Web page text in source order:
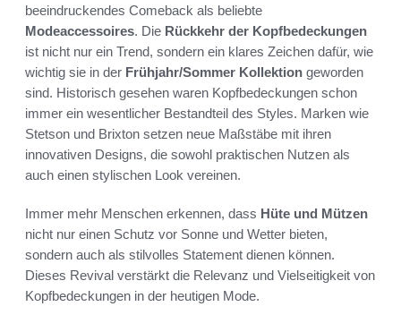
beeindruckendes Comeback als beliebte
Modeaccessoires. Die Rückkehr der Kopfbedeckungen
ist nicht nur ein Trend, sondern ein klares Zeichen dafür, wie
wichtig sie in der Frühjahr/Sommer Kollektion geworden
sind. Historisch gesehen waren Kopfbedeckungen schon
immer ein wesentlicher Bestandteil des Styles. Marken wie
Stetson und Brixton setzen neue Maßstäbe mit ihren
innovativen Designs, die sowohl praktischen Nutzen als
auch einen stylischen Look vereinen.
Immer mehr Menschen erkennen, dass Hüte und Mützen
nicht nur einen Schutz vor Sonne und Wetter bieten,
sondern auch als stilvolles Statement dienen können.
Dieses Revival verstärkt die Relevanz und Vielseitigkeit von
Kopfbedeckungen in der heutigen Mode.